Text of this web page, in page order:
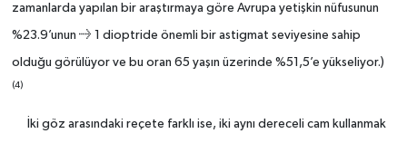
zamanlarda yapılan bir araştırmaya göre Avrupa yetişkin nüfusunun
%23.9’unun ≥ 1 dioptride önemli bir astigmat seviyesine sahip
olduğu görülüyor ve bu oran 65 yaşın üzerinde %51,5’e yükseliyor.)
(4)
İki göz arasındaki reçete farklı ise, iki aynı dereceli cam kullanmak